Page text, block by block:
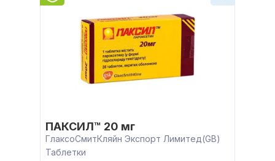
ПАКСИЛ™ 20 мг
ГлаксоСмитКляйн Экспорт Лимитед(GB)
Таблетки